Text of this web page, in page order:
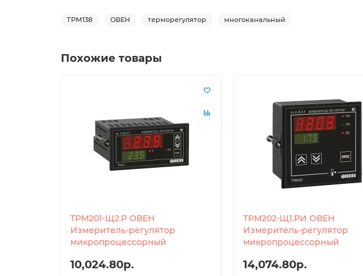
ТРМ138 ОВЕН терморегулятор многоканальный
Похожие товары
ТРМ201-Щ2.Р ОВЕН
Измеритель-регулятор
микропроцессорный
10,024.80р.
ТРМ202-Щ1.РИ ОВЕН
Измеритель-регулятор
микропроцессорный
14,074.80р.